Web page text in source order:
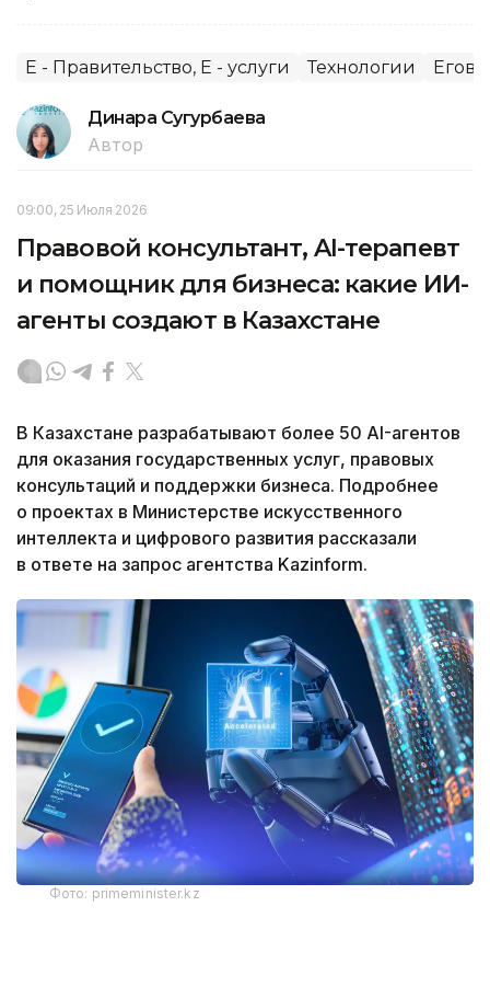
E - Правительство, E - услуги Технологии Егов
Динара Сугурбаева
Автор
09:00, 25 Июля 2026
Правовой консультант, AI-терапевт
и помощник для бизнеса: какие ИИ-
агенты создают в Казахстане
В Казахстане разрабатывают более 50 AI-агентов
для оказания государственных услуг, правовых
консультаций и поддержки бизнеса. Подробнее
о проектах в Министерстве искусственного
интеллекта и цифрового развития рассказали
в ответе на запрос агентства Kazinform.
Фото: primeminister.kz